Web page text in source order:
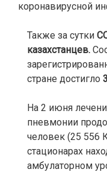
коронавирусной
Также за сутки
казахстанцев.
стране достигло
На 2 июня
пневмонии
человек (25 556
стационарах
амбулаторном